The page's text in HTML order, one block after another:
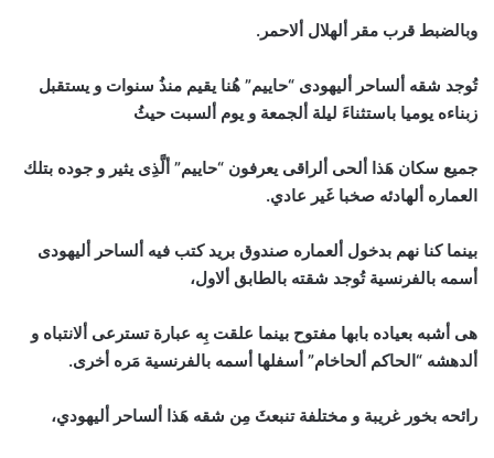
وبالضبط قرب مقر ألهلال ألاحمر.
تُوجد شقه ألساحر أليهودى “حاييم” هُنا يقيم منذُ سنوات و يستقبل
زبناءه يوميا باستثناءَ ليلة ألجمعة و يوم ألسبت حيثُ
جميع سكان هَذا ألحى ألراقى يعرفون “حاييم” ألَّذِى يثير و جوده بتلك
العماره ألهادئه صخبا غَير عادي.
بينما كنا نهم بدخول ألعماره صندوق بريد كتب فيه ألساحر أليهودى
أسمه بالفرنسية تُوجد شقته بالطابق ألاول،
هى أشبه بعياده بابها مفتوح بينما علقت بِه عبارة تسترعى ألانتباه و
ألدهشه “الحاكم ألحاخام” أسفلها أسمه بالفرنسية مَره أخرى.
رائحه بخور غريبة و مختلفة تنبعثَ مِن شقه هَذا ألساحر أليهودي،